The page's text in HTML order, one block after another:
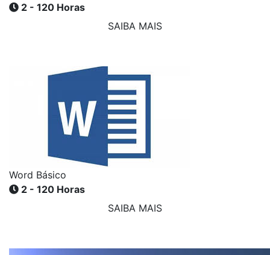
2 - 120 Horas
SAIBA MAIS
Word Básico
2 - 120 Horas
SAIBA MAIS